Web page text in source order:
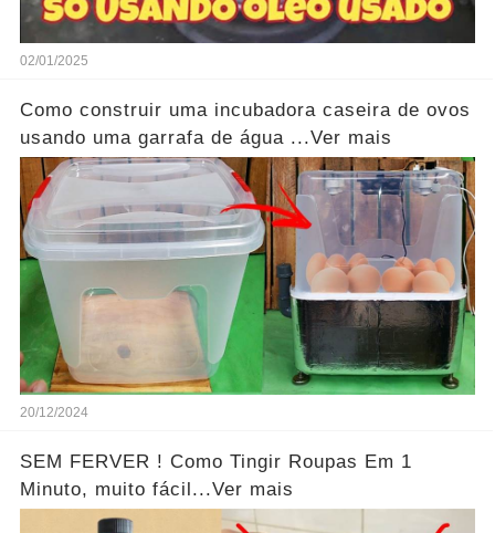
02/01/2025
Como construir uma incubadora caseira de ovos
usando uma garrafa de água ...Ver mais
20/12/2024
SEM FERVER ! Como Tingir Roupas Em 1
Minuto, muito fácil...Ver mais